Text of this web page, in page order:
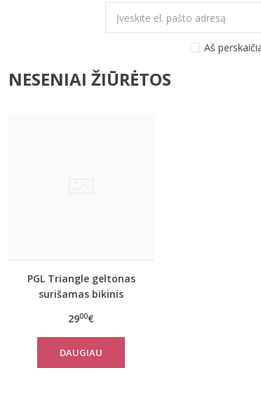
Aš
NESENIAI ŽIŪRĖTOS
PGL Triangle geltonas
surišamas bikinis
2900€
DAUGIAU